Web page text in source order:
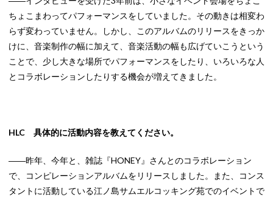
ちょこまわってパフォーマンスをしていました。その動きは相変わ
らず変わっていません。しかし、このアルバムのリリースをきっか
けに、音楽制作の幅に加えて、音楽活動の幅も広げていこうという
ことで、少し大きな場所でパフォーマンスをしたり、いろいろな人
とコラボレーションしたりする機会が増えてきました。
HLC 具体的に活動内容を教えてください。
――昨年、今年と、雑誌『HONEY』さんとのコラボレーション
で、コンピレーションアルバムをリリースしました。また、コンス
タントに活動している江ノ島サムエルコッキング苑でのイベントで